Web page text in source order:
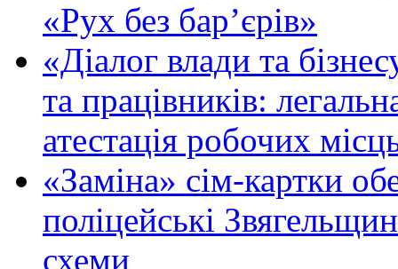
«Рух без бар’єрів»
«Діалог влади та
та працівників:
атестація робочих
«Заміна» сім-картки
поліцейські
схеми